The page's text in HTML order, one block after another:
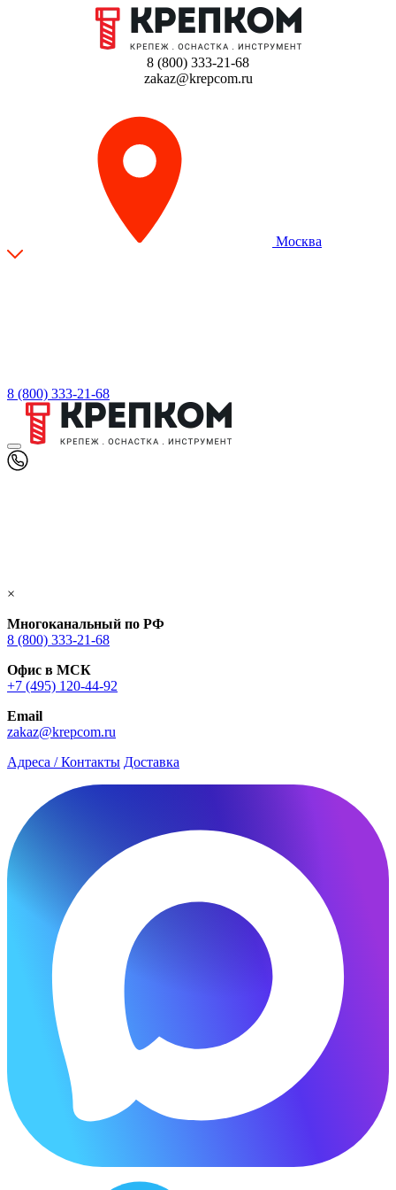
8 (800) 333-21-68
zakaz@krepcom.ru
Москва
8 (800) 333-21-68
×
Многоканальный по РФ
8 (800) 333‑21-68
Офис в МСК
+7 (495) 120-44-92
Email
zakaz@krepcom.ru
Адреса / Контакты Доставка